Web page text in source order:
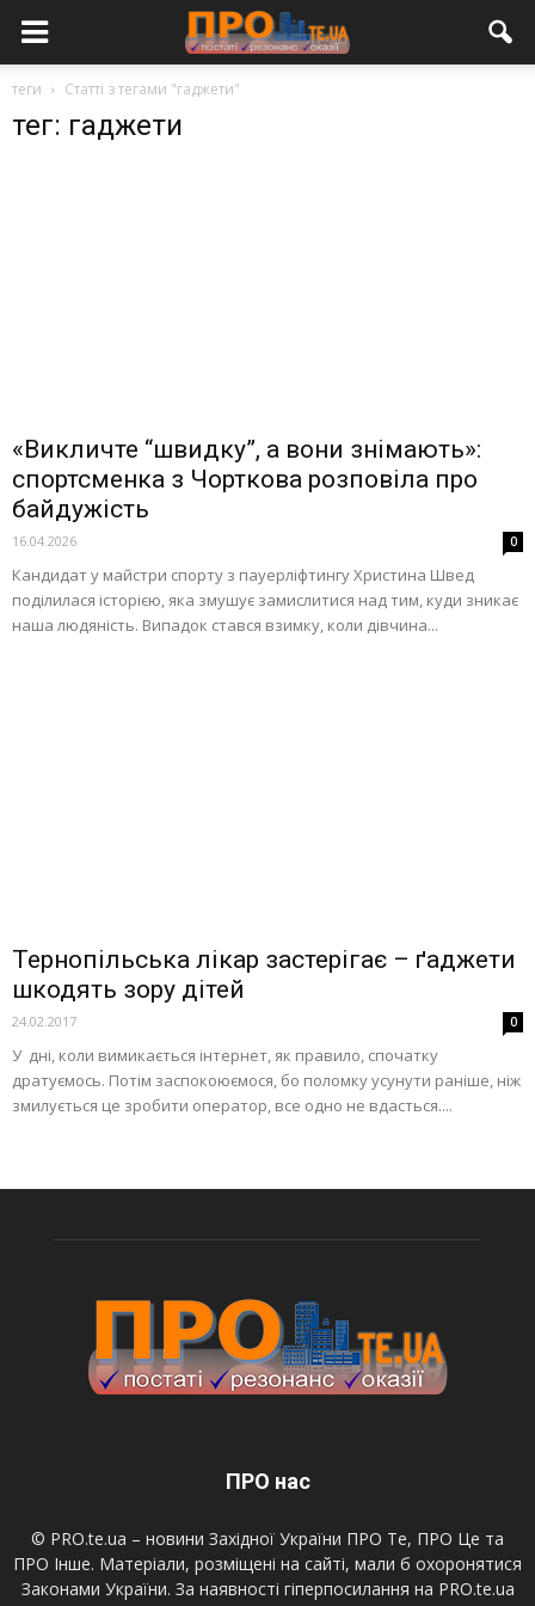
теги Статті з тегами "гаджети"
тег: гаджети
«Викличте “швидку”, а вони знімають»:
спортсменка з Чорткова розповіла про
байдужість
16.04.2026 0
Кандидат у майстри спорту з пауерліфтингу Христина Швед
поділилася історією, яка змушує замислитися над тим, куди зникає
наша людяність. Випадок стався взимку, коли дівчина...
Тернопільська лікар застерігає – ґаджети
шкодять зору дітей
24.02.2017 0
У дні, коли вимикається інтернет, як правило, спочатку
дратуємось. Потім заспокоюємося, бо поломку усунути раніше, ніж
змилується це зробити оператор, все одно не вдасться....
ПРО нас
© PRO.te.ua – новини Західної України ПРО Те, ПРО Це та
ПРО Інше. Матеріали, розміщені на сайті, мали б охоронятися
Законами України. За наявності гіперпосилання на PRO.te.ua